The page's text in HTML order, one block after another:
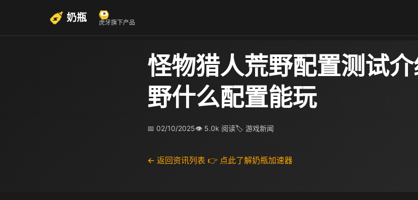
奶瓶 虎牙旗下产品
怪物猎人荒野配置测试
野什么配置能玩
📅 02/10/2025👁 5.0k 阅读🏷 游戏新闻
← 返回资讯列表 👉 点此了解奶瓶加速器